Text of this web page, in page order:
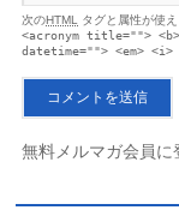
次のHTML タグと属性が使
<acronym title="">
datetime=""> <em>
無料メルマガ会員に